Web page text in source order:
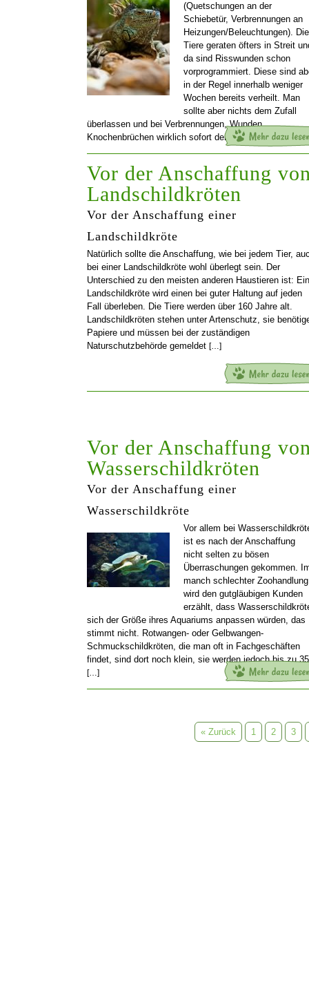
(Quetschungen an der
Schiebetür, Verbrennungen an
Heizungen/Beleuchtungen). Die
Tiere geraten öfters in Streit
da sind Risswunden schon
vorprogrammiert. Diese sind
in der Regel innerhalb weniger
Wochen bereits verheilt. Man
sollte aber nichts dem Zufall
überlassen und bei Verbrennungen, Wunden,
Knochenbrüchen wirklich sofort den
[…]
Vor der Anschaffung
Landschildkröten
Vor der Anschaffung einer
Landschildkröte
Natürlich sollte die Anschaffung, wie bei jedem Tier,
bei einer Landschildkröte wohl überlegt sein. Der
Unterschied zu den meisten anderen Haustieren ist:
Landschildkröte wird einen bei guter Haltung auf jeden
Fall überleben. Die Tiere werden über 160 Jahre alt.
Landschildkröten stehen unter Artenschutz, sie
Papiere und müssen bei der zuständigen
Naturschutzbehörde gemeldet […]
Vor der Anschaffung
Wasserschildkröten
Vor der Anschaffung einer
Wasserschildkröte
Vor allem bei
ist es nach der Anschaffung
nicht selten zu bösen
Überraschungen gekommen.
manch schlechter Zoohandlung
wird den gutgläubigen Kunden
erzählt, dass
sich der Größe ihres Aquariums anpassen würden, das
stimmt nicht. Rotwangen- oder Gelbwangen-
Schmuckschildkröten, die man oft in Fachgeschäften
findet, sind dort noch klein, sie werden jedoch bis zu 35
[…]
« Zurück 1 2 3